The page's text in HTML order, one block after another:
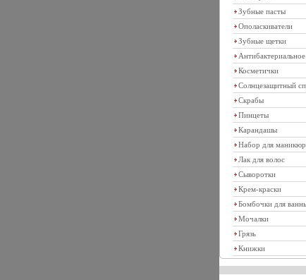
Зубные пасты
Ополаскиватели
Зубные щетки
Косметички
Солнцезащитный
Скрабы
Пинцеты
Карандашы
Набор для
Лак для волос
Сыворотки
Крем-краски
Бомбочки для
Мочалки
Грязь
Книжки